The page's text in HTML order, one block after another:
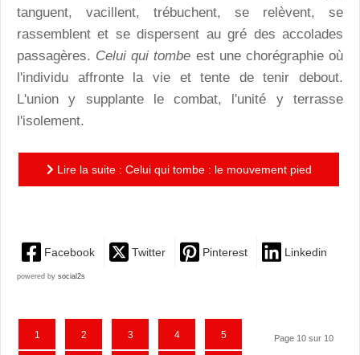
tanguent, vacillent, trébuchent, se relèvent, se
rassemblent et se dispersent au gré des accolades
passagères. Celui qui tombe est une chorégraphie où
l'individu affronte la vie et tente de tenir debout.
L'union y supplante le combat, l'unité y terrasse
l'isolement.
Lire la suite : Celui qui tombe : le mouvement pied
Facebook Twitter Pinterest Linkedin
powered by social2s
Page 10 sur 10
1 2 3 4 5